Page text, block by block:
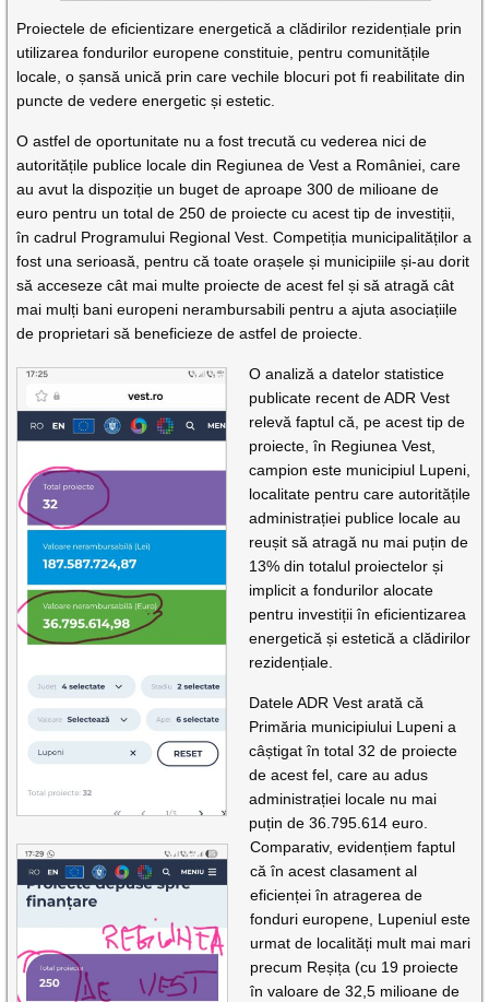
Proiectele de eficientizare energetică a clădirilor rezidențiale prin
utilizarea fondurilor europene constituie, pentru comunitățile
locale, o șansă unică prin care vechile blocuri pot fi reabilitate din
puncte de vedere energetic și estetic.
O astfel de oportunitate nu a fost trecută cu vederea nici de
autoritățile publice locale din Regiunea de Vest a României, care
au avut la dispoziție un buget de aproape 300 de milioane de
euro pentru un total de 250 de proiecte cu acest tip de investiții,
în cadrul Programului Regional Vest. Competiția municipalităților a
fost una serioasă, pentru că toate orașele și municipiile și-au dorit
să acceseze cât mai multe proiecte de acest fel și să atragă cât
mai mulți bani europeni nerambursabili pentru a ajuta asociațiile
de proprietari să beneficieze de astfel de proiecte.
O analiză a datelor statistice
publicate recent de ADR Vest
relevă faptul că, pe acest tip de
proiecte, în Regiunea Vest,
campion este municipiul Lupeni,
localitate pentru care autoritățile
administrației publice locale au
reușit să atragă nu mai puțin de
13% din totalul proiectelor și
implicit a fondurilor alocate
pentru investiții în eficientizarea
energetică și estetică a clădirilor
rezidențiale.
Datele ADR Vest arată că
Primăria municipiului Lupeni a
câștigat în total 32 de proiecte
de acest fel, care au adus
administrației locale nu mai
puțin de 36.795.614 euro.
Comparativ, evidențiem faptul
că în acest clasament al
eficienței în atragerea de
fonduri europene, Lupeniul este
urmat de localități mult mai mari
precum Reșița (cu 19 proiecte
în valoare de 32,5 milioane de